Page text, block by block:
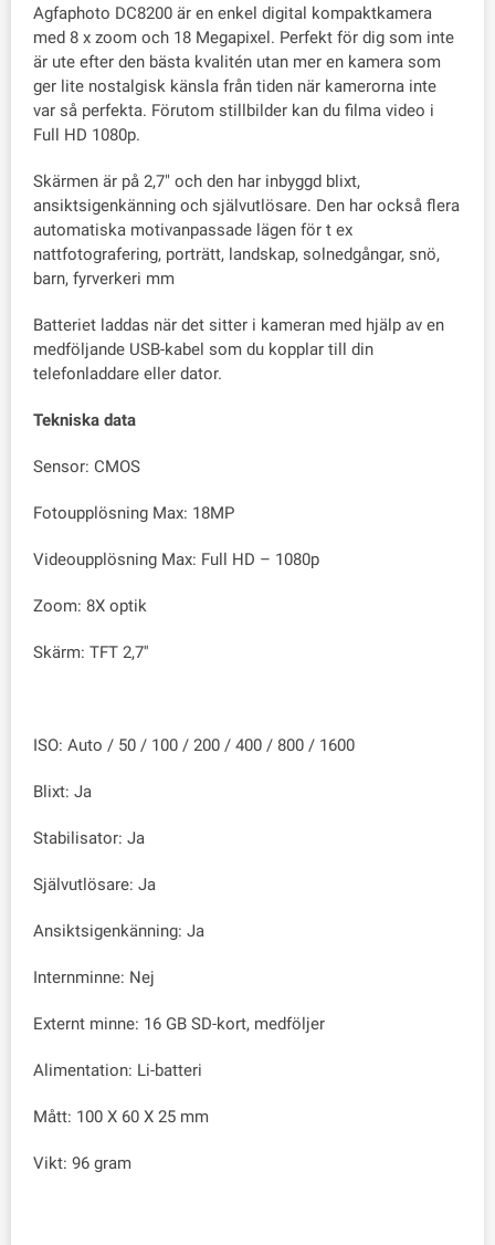
Agfaphoto DC8200 är en enkel digital kompaktkamera
med 8 x zoom och 18 Megapixel. Perfekt för dig som inte
är ute efter den bästa kvalitén utan mer en kamera som
ger lite nostalgisk känsla från tiden när kamerorna inte
var så perfekta. Förutom stillbilder kan du filma video i
Full HD 1080p.
Skärmen är på 2,7" och den har inbyggd blixt,
ansiktsigenkänning och självutlösare. Den har också flera
automatiska motivanpassade lägen för t ex
nattfotografering, porträtt, landskap, solnedgångar, snö,
barn, fyrverkeri mm
Batteriet laddas när det sitter i kameran med hjälp av en
medföljande USB-kabel som du kopplar till din
telefonladdare eller dator.
Tekniska data
Sensor: CMOS
Fotoupplösning Max: 18MP
Videoupplösning Max: Full HD – 1080p
Zoom: 8X optik
Skärm: TFT 2,7''
ISO: Auto / 50 / 100 / 200 / 400 / 800 / 1600
Blixt: Ja
Stabilisator: Ja
Självutlösare: Ja
Ansiktsigenkänning: Ja
Internminne: Nej
Externt minne: 16 GB SD-kort, medföljer
Alimentation: Li-batteri
Mått: 100 X 60 X 25 mm
Vikt: 96 gram